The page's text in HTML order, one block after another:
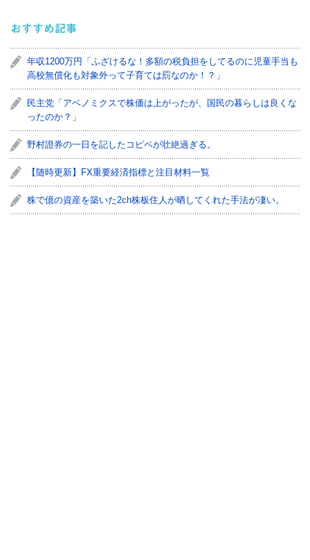
おすすめ記事
年収1200万円「ふざけるな！多額の税負担をしてるのに児童手当も
高校無償化も対象外って子育ては罰なのか！？」
民主党「アベノミクスで株価は上がったが、国民の暮らしは良くな
ったのか？」
野村證券の一日を記したコピペが壮絶過ぎる。
【随時更新】FX重要経済指標と注目材料一覧
株で億の資産を築いた2ch株板住人が晒してくれた手法が凄い。